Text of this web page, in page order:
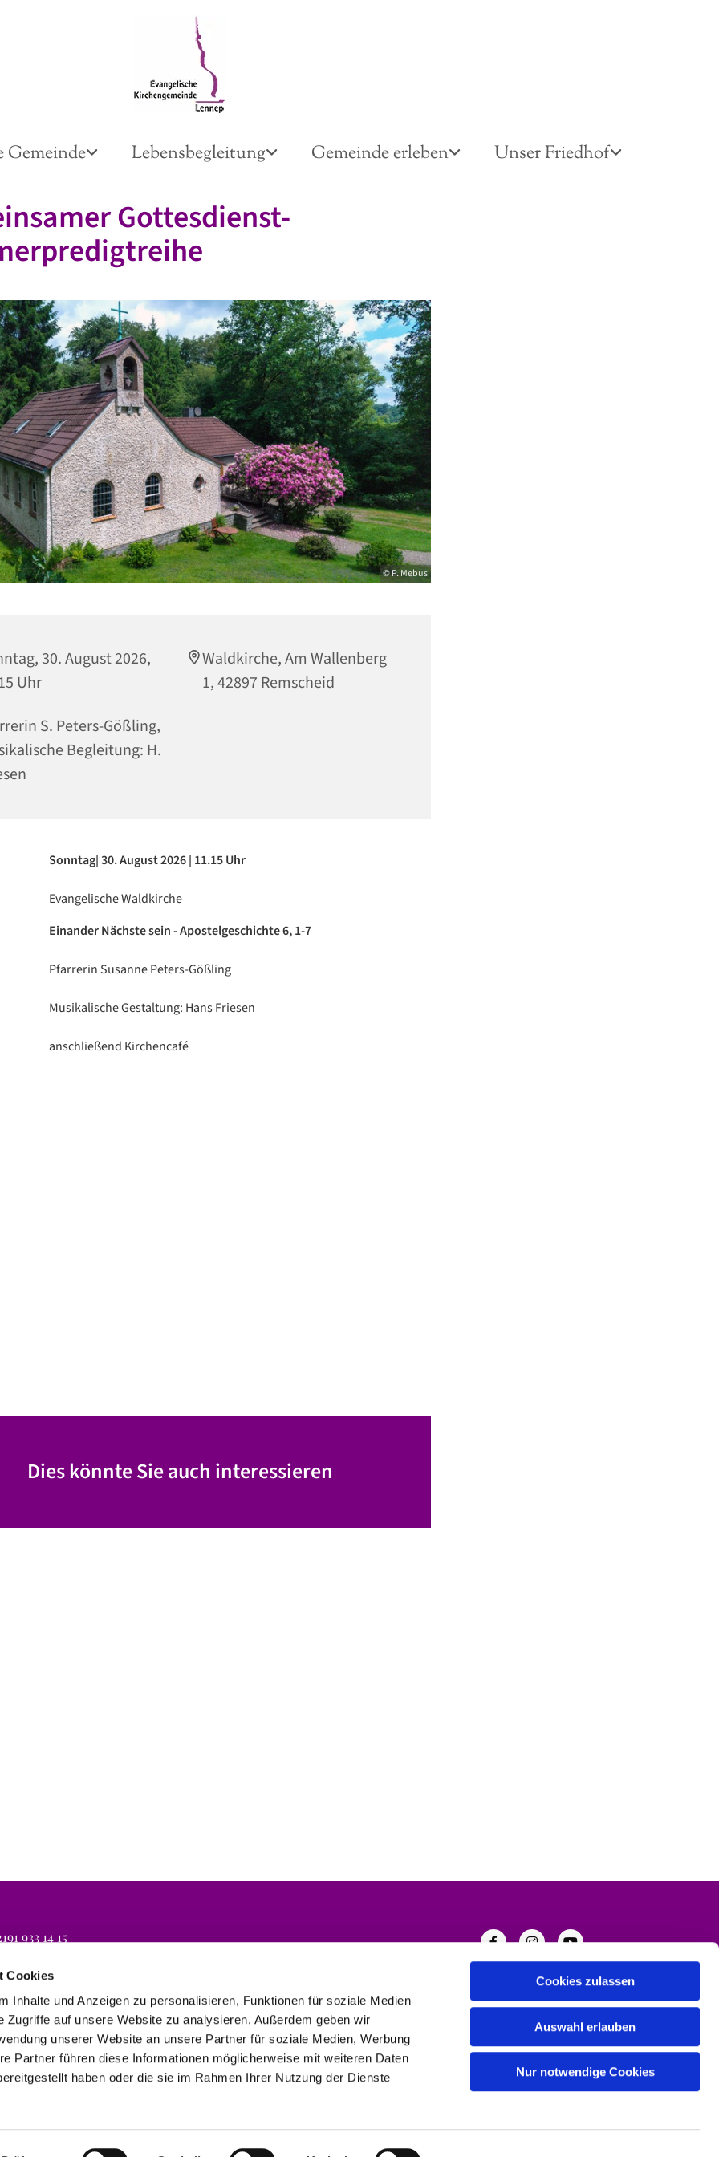
Cookies
Inhalte und Anzeigen zu personalisieren, Funktionen für soziale Medien
Zugriffe auf unsere Website zu analysieren. Außerdem geben wir
unserer Website an unsere Partner für soziale Medien, Werbung
Partner führen diese Informationen möglicherweise mit weiteren Daten
haben oder die sie im Rahmen Ihrer Nutzung der Dienste
Cookies zulassen
Auswahl erlauben
Nur notwendige Cookies
Gemeinde Lebensbegleitung Gemeinde erleben Unser Friedhof
Gottesdienst-
© P. Mebus
30. August 2026,
Uhr
Waldkirche, Am Wallenberg
1, 42897 Remscheid
S. Peters-Gößling,
Begleitung: H.
Sonntag| 30. August 2026 | 11.15 Uhr
Evangelische Waldkirche
Einander Nächste sein - Apostelgeschichte 6, 1-7
Pfarrerin Susanne Peters-Gößling
Musikalische Gestaltung: Hans Friesen
anschließend Kirchencafé
Dies könnte Sie auch interessieren
933 14 15
Impressum ChurchDesk-Login